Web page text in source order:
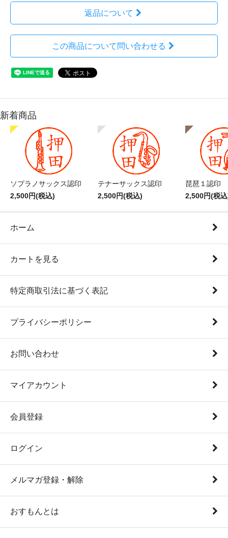
返品について
この商品について問い合わせる
新着商品
ソプラノサックス認印
2,500円(税込)
テナーサックス認印
2,500円(税込)
琵琶１認印
2,500円(税
ホーム
カートを見る
特定商取引法に基づく表記
プライバシーポリシー
お問い合わせ
マイアカウント
会員登録
ログイン
メルマガ登録・解除
おすもんとは